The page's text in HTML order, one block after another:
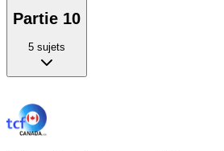
Partie 10
5 sujets